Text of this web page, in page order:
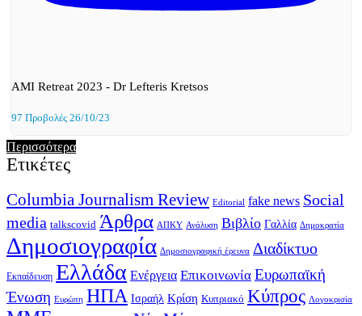
AMI Retreat 2023 - Dr Lefteris Kretsos
97 Προβολές 26/10/23
Περισσότερα
Ετικέτες
Columbia Journalism Review Editorial fake news Social
media talkscovid Άρθρα ΑΠΚΥ Ανάλυση Βιβλίο Γαλλία Δημοκρατία
Δημοσιογραφία Δημοσιογραφική έρευνα Διαδίκτυο
Εκπαίδευση Ελλάδα Ενέργεια Επικοινωνία Ευρωπαϊκή
Ένωση Ευρώπη ΗΠΑ Ισραήλ Κρίση Κυπριακό Κύπρος Λογοκρισία